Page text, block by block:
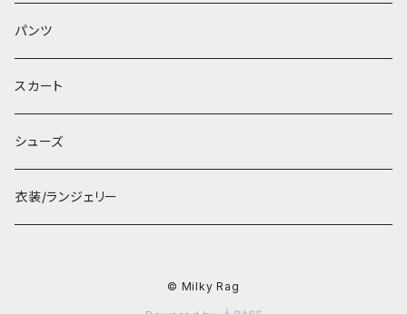
パンツ
スカート
シューズ
衣装/ランジェリー
© Milky Rag